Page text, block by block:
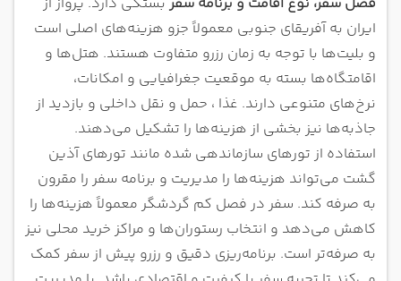
ایران به آفریقای جنوبی معمولاً جزو هزینه‌های اصلی است
و بلیت‌ها با توجه به زمان رزرو متفاوت هستند. هتل‌ها و
اقامتگاه‌ها بسته به موقعیت جغرافیایی و امکانات،
نرخ‌های متنوعی دارند. غذا ، حمل و نقل داخلی و بازدید از
جاذبه‌ها نیز بخشی از هزینه‌ها را تشکیل می‌دهند.
استفاده از تورهای سازماندهی شده مانند تورهای آذین
گشت می‌تواند هزینه‌ها را مدیریت و برنامه سفر را مقرون
به صرفه کند. سفر در فصل کم گردشگر معمولاً هزینه‌ها را
کاهش می‌دهد و انتخاب رستوران‌ها و مراکز خرید محلی نیز
به صرفه‌تر است. برنامه‌ریزی دقیق و رزرو پیش از سفر کمک